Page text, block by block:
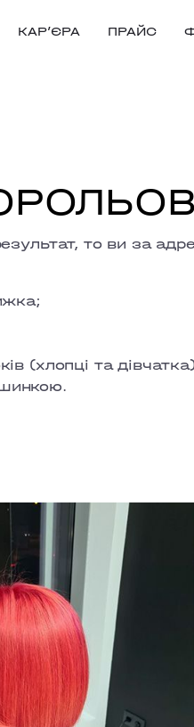
КАРʼЄРА ПРАЙС
то ви за
(хлопці та